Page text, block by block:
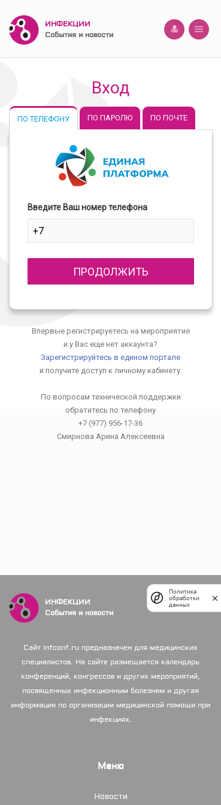
ИНФЕКЦИИ
События и новости
Вход
ПО ТЕЛЕФОНУ ПО ПАРОЛЮ ПО ПОЧТЕ
Введите Ваш номер телефона
ПРОДОЛЖИТЬ
Впервые регистрируетесь на мероприятие
и у Вас еще нет аккаунта?
Зарегистрируйтесь в едином портале
и получите доступ к личному кабинету.
По вопросам технической поддержки
обратитесь по телефону
+7 (977) 956-17-36
Смирнова Арина Алексеевна
ИНФЕКЦИИ
События и новости
Сайт infconf.ru предназначен для медицинских
специалистов. На сайте размещается календарь
конференций, конгрессов и других мероприятий,
посвященных инфекционным болезням и другая
информация по организации медицинской помощи при
инфекциях.
Меню
Новости
Политика
обработки
данных